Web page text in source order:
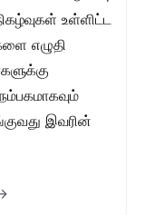
உள்ளிட்ட
எழுதி
இவரின்